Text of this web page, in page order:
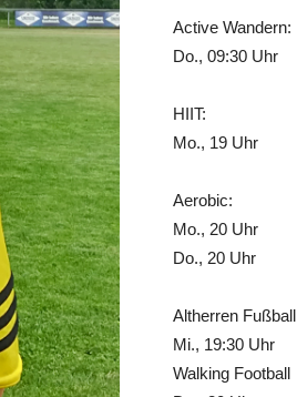
Active Wandern:
Do., 09:30 Uhr
HIIT:
Mo., 19 Uhr
Aerobic:
Mo., 20 Uhr
Do., 20 Uhr
Altherren Fußball
Mi., 19:30 Uhr
Walking Football